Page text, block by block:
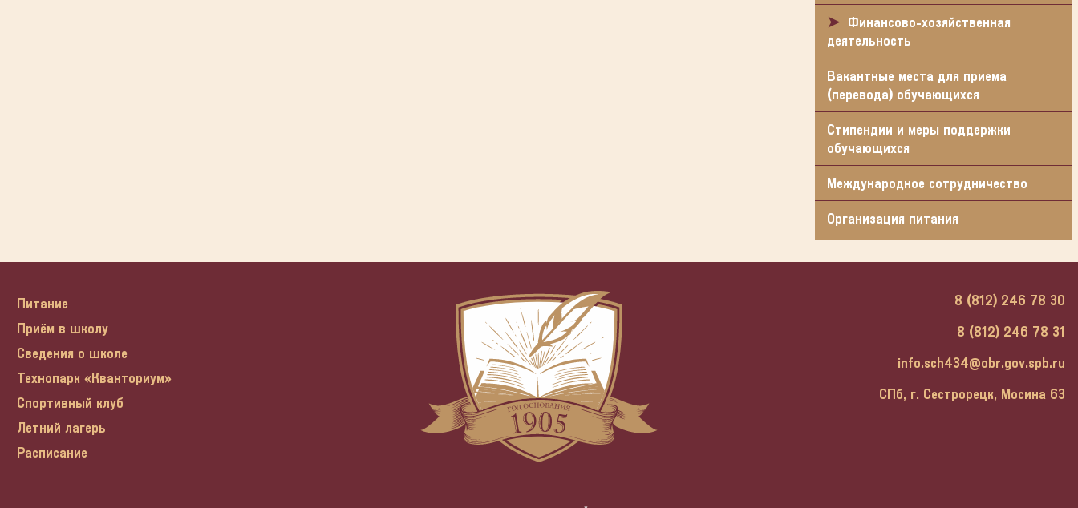
Финансово-хозяйственная
деятельность
Вакантные места для приема
(перевода) обучающихся
Стипендии и меры поддержки
обучающихся
Международное сотрудничество
Организация питания
Питание
Приём в школу
Сведения о школе
Технопарк «Кванториум»
Спортивный клуб
Летний лагерь
Расписание
8 (812) 246 78 30
8 (812) 246 78 31
info.sch434@obr.gov.spb.ru
СПб, г. Сестрорецк, Мосина 63